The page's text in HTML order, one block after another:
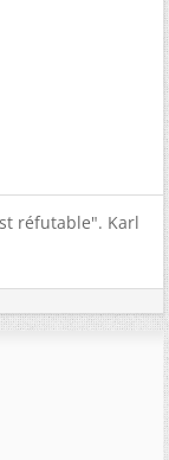
réfutable". Karl